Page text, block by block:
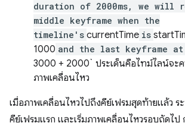
duration of 2000ms, we will
middle keyframe when the
timeline's currentTime is
1000 and the last keyframe at
3000 + 2000` ประเด็นคือไทม์ไลน์จะ
ภาพเคลื่อนไหว
เมื่อภาพเคลื่อนไหวไปถึงคีย์เฟรมสุดท้ายแล้ว
คีย์เฟรมแรก และเริ่มภาพเคลื่อนไหวรอบถัดไป